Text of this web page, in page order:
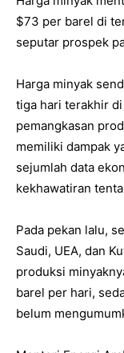
$73 per barel di
seputar prospek
Harga minyak
tiga hari terakhir
pemangkasan
memiliki dampak
sejumlah data
kekhawatiran
Pada pekan lalu,
Saudi, UEA, dan
produksi
barel per hari,
belum